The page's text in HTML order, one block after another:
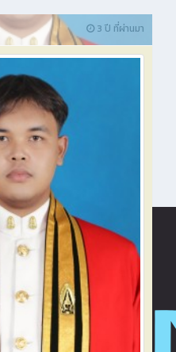
3 ปี ที่ผ่านมา